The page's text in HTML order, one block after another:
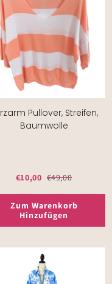
Pullover, Streifen,
Baumwolle
€10,00 €49,00
Zum Warenkorb
Hinzufügen